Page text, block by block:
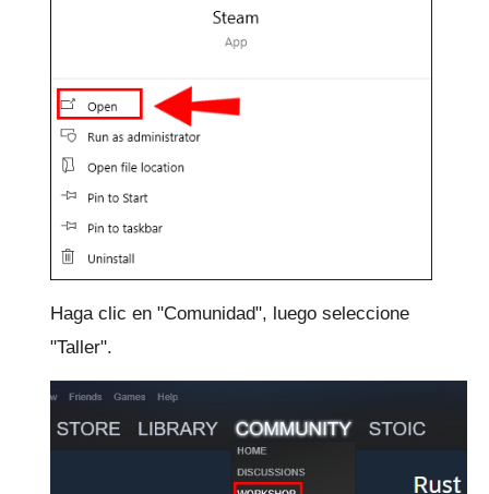
Haga clic en "Comunidad", luego seleccione
"Taller".